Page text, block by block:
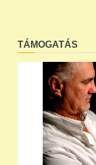
TÁMOGATÁS